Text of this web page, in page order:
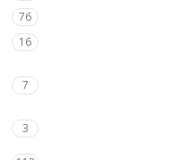
76
16
7
3